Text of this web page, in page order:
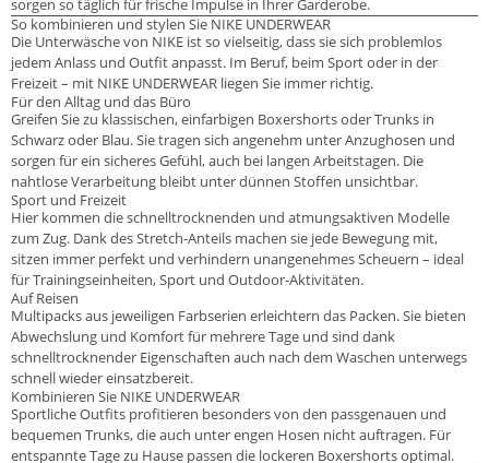
So kombinieren und stylen Sie NIKE UNDERWEAR
Die Unterwäsche von NIKE ist so vielseitig, dass sie sich problemlos
jedem Anlass und Outfit anpasst. Im Beruf, beim Sport oder in der
Freizeit – mit NIKE UNDERWEAR liegen Sie immer richtig.
Für den Alltag und das Büro
Greifen Sie zu klassischen, einfarbigen Boxershorts oder Trunks in
Schwarz oder Blau. Sie tragen sich angenehm unter Anzughosen und
sorgen für ein sicheres Gefühl, auch bei langen Arbeitstagen. Die
nahtlose Verarbeitung bleibt unter dünnen Stoffen unsichtbar.
Sport und Freizeit
Hier kommen die schnelltrocknenden und atmungsaktiven Modelle
zum Zug. Dank des Stretch-Anteils machen sie jede Bewegung mit,
sitzen immer perfekt und verhindern unangenehmes Scheuern – ideal
für Trainingseinheiten, Sport und Outdoor-Aktivitäten.
Auf Reisen
Multipacks aus jeweiligen Farbserien erleichtern das Packen. Sie bieten
Abwechslung und Komfort für mehrere Tage und sind dank
schnelltrocknender Eigenschaften auch nach dem Waschen unterwegs
schnell wieder einsatzbereit.
Kombinieren Sie NIKE UNDERWEAR
Sportliche Outfits profitieren besonders von den passgenauen und
bequemen Trunks, die auch unter engen Hosen nicht auftragen. Für
entspannte Tage zu Hause passen die lockeren Boxershorts optimal.